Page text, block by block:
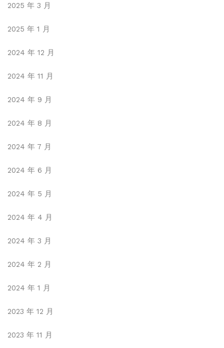
2025 年 3 月
2025 年 1 月
2024 年 12 月
2024 年 11 月
2024 年 9 月
2024 年 8 月
2024 年 7 月
2024 年 6 月
2024 年 5 月
2024 年 4 月
2024 年 3 月
2024 年 2 月
2024 年 1 月
2023 年 12 月
2023 年 11 月